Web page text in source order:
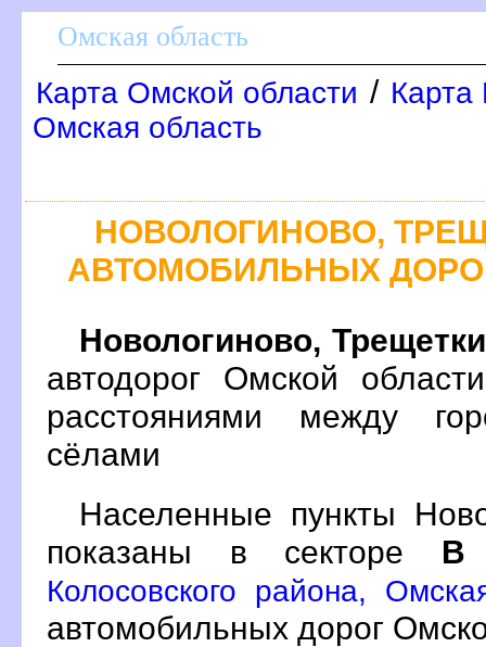
Омская область
Карта Омской области / Карта
Омская область
НОВОЛОГИНОВО,
АВТОМОБИЛЬНЫХ
Новологиново,
автодорог Омской
расстояниями между
сёлами
Населенные пункты
показаны в секторе
Колосовского района,
автомобильных дорог